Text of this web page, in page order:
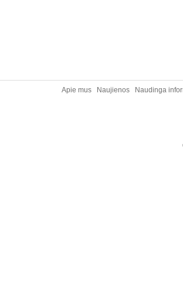
Apie mus Naujienos Naudinga